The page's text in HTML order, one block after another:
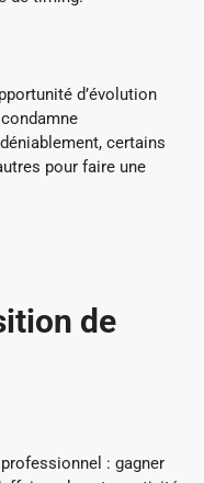
d’évolution
certains
pour faire une
de
: gagner